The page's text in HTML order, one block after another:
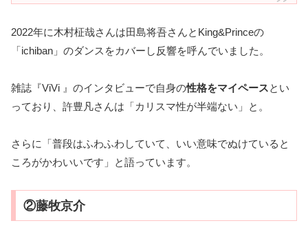
2022年に木村柾哉さんは田島将吾さんとKing&Princeの
「ichiban」のダンスをカバーし反響を呼んでいました。
雑誌『ViVi 』のインタビューで自身の性格をマイペースとい
っており、許豊凡さんは「カリスマ性が半端ない」と。
さらに「普段はふわふわしていて、いい意味でぬけていると
ころがかわいいです」と語っています。
②藤牧京介